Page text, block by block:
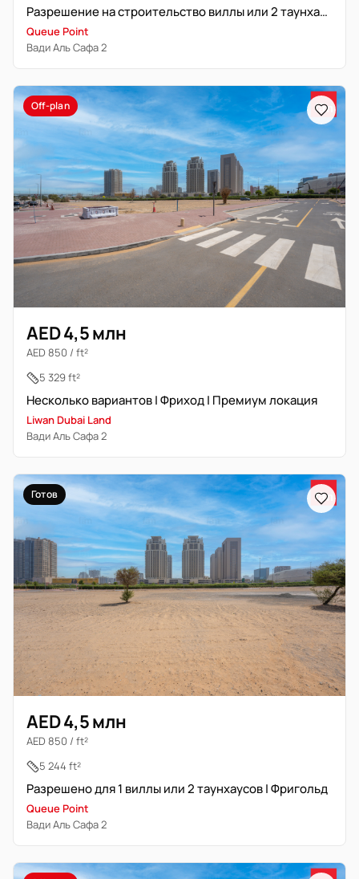
Разрешение на строительство виллы или 2 таунхаусов | Фриход
Queue Point
Вади Аль Сафа 2
Off-plan
AED 4,5 млн
AED 850 / ft²
5 329 ft²
Несколько вариантов | Фриход | Премиум локация
Liwan Dubai Land
Вади Аль Сафа 2
Готов
AED 4,5 млн
AED 850 / ft²
5 244 ft²
Разрешено для 1 виллы или 2 таунхаусов | Фригольд
Queue Point
Вади Аль Сафа 2